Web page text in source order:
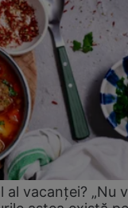
al vacanței? „Nu